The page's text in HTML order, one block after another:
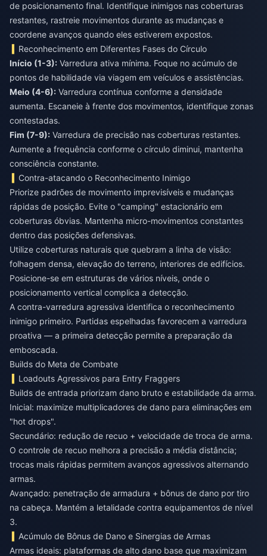
de posicionamento final. Identifique inimigos nas coberturas
restantes, rastreie movimentos durante as mudanças e
coordene avanços quando eles estiverem expostos.
Reconhecimento em Diferentes Fases do Círculo
Início (1-3): Varredura ativa mínima. Foque no acúmulo de
Meio (4-6): Varredura contínua conforme a densidade
aumenta. Escaneie à frente dos movimentos, identifique zonas
Fim (7-9): Varredura de precisão nas coberturas restantes.
Aumente a frequência conforme o círculo diminui, mantenha
consciência constante.
Contra-atacando o Reconhecimento Inimigo
Priorize padrões de movimento imprevisíveis e mudanças
rápidas de posição. Evite o "camping" estacionário em
coberturas óbvias. Mantenha micro-movimentos constantes
dentro das posições defensivas.
Utilize coberturas naturais que quebram a linha de visão:
folhagem densa, elevação do terreno, interiores de edifícios.
Posicione-se em estruturas de vários níveis, onde o
posicionamento vertical complica a detecção.
A contra-varredura agressiva identifica o reconhecimento
inimigo primeiro. Partidas espelhadas favorecem a varredura
proativa — a primeira detecção permite a preparação da
emboscada.
Builds do Meta de Combate
Loadouts Agressivos para Entry Fraggers
Builds de entrada priorizam dano bruto e estabilidade da arma.
Inicial: maximize multiplicadores de dano para eliminações em
"hot drops".
Secundário: redução de recuo + velocidade de troca de arma.
O controle de recuo melhora a precisão a média distância;
trocas mais rápidas permitem avanços agressivos alternando
armas.
Avançado: penetração de armadura + bônus de dano por tiro
na cabeça. Mantém a letalidade contra equipamentos de nível
3.
Acúmulo de Bônus de Dano e Sinergias de Armas
Armas ideais: plataformas de alto dano base que maximizam